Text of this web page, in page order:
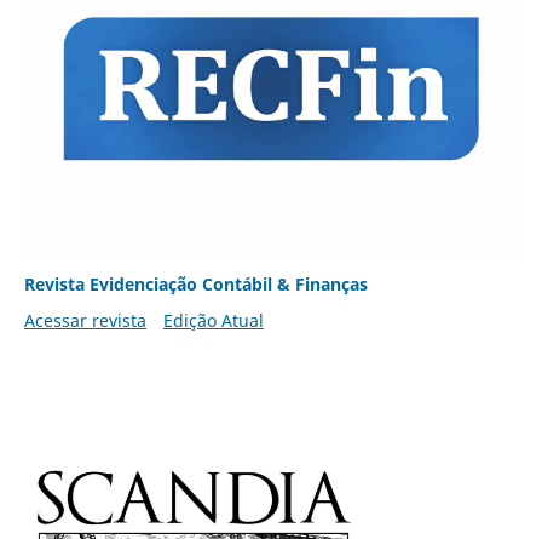
Revista Evidenciação Contábil & Finanças
Acessar revista
Edição Atual